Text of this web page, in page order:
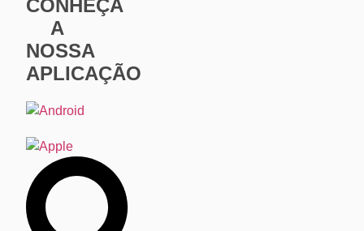
CONHEÇA
A
NOSSA
APLICAÇÃO